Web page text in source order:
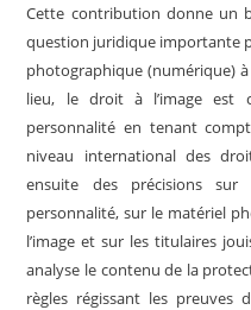
Cette contribution donne un
question juridique importante
photographique (numérique)
lieu, le droit à l’image est
personnalité en tenant
niveau international des
ensuite des précisions
personnalité, sur le matériel
l’image et sur les titulaires
analyse le contenu de la
règles régissant les preuves